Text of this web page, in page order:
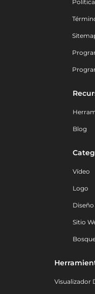
Blog
Vídeo
Logo
Sitio
Visualizador